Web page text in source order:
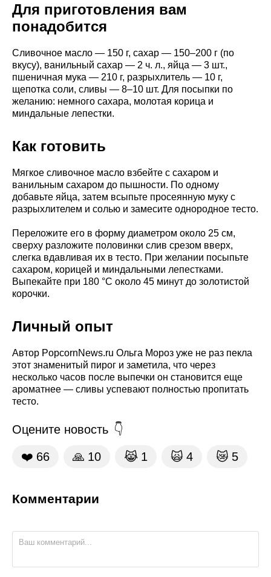
Для приготовления вам
понадобится
Сливочное масло — 150 г, сахар — 150–200 г (по
вкусу), ванильный сахар — 2 ч. л., яйца — 3 шт.,
пшеничная мука — 210 г, разрыхлитель — 10 г,
щепотка соли, сливы — 8–10 шт. Для посыпки по
желанию: немного сахара, молотая корица и
миндальные лепестки.
Как готовить
Мягкое сливочное масло взбейте с сахаром и
ванильным сахаром до пышности. По одному
добавьте яйца, затем всыпьте просеянную муку с
разрыхлителем и солью и замесите однородное тесто.
Переложите его в форму диаметром около 25 см,
сверху разложите половинки слив срезом вверх,
слегка вдавливая их в тесто. При желании посыпьте
сахаром, корицей и миндальными лепестками.
Выпекайте при 180 °C около 45 минут до золотистой
корочки.
Личный опыт
Автор PopcornNews.ru Ольга Мороз уже не раз пекла
этот знаменитый пирог и заметила, что через
несколько часов после выпечки он становится еще
ароматнее — сливы успевают полностью пропитать
тесто.
Оцените новость
❤️ 66 🙏 10 😹 1 🙀 4 😿 5
Комментарии